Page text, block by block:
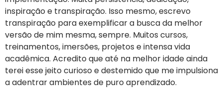
inspiração e transpiração. Isso mesmo, escrevo
transpiração para exemplificar a busca da melhor
versão de mim mesma, sempre. Muitos cursos,
treinamentos, imersões, projetos e intensa vida
acadêmica. Acredito que até na melhor idade ainda
terei esse jeito curioso e destemido que me impulsiona
a adentrar ambientes de puro aprendizado.